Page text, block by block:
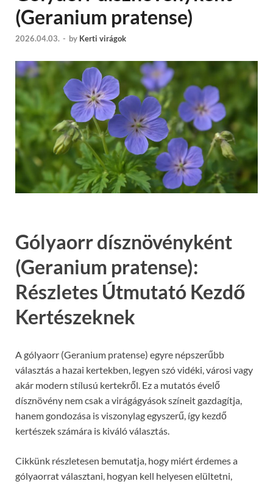
(Geranium pratense)
2026.04.03. - by Kerti virágok
Gólyaorr dísznövényként
(Geranium pratense):
Részletes Útmutató Kezdő
Kertészeknek
A gólyaorr (Geranium pratense) egyre népszerűbb
választás a hazai kertekben, legyen szó vidéki, városi vagy
akár modern stílusú kertekről. Ez a mutatós évelő
dísznövény nem csak a virágágyások színeit gazdagítja,
hanem gondozása is viszonylag egyszerű, így kezdő
kertészek számára is kiváló választás.
Cikkünk részletesen bemutatja, hogy miért érdemes a
gólyaorrat választani, hogyan kell helyesen elültetni,